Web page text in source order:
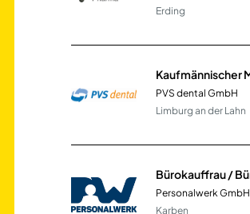
Erding
PVS dental GmbH
Limburg an der Lahn
Personalwerk GmbH
Karben